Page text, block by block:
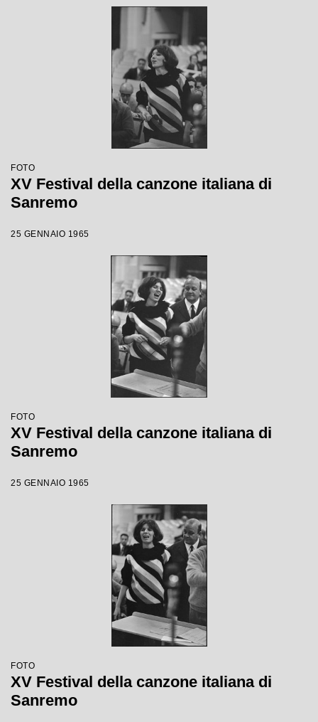
FOTO
XV Festival della canzone italiana di
Sanremo
25 GENNAIO 1965
FOTO
XV Festival della canzone italiana di
Sanremo
25 GENNAIO 1965
FOTO
XV Festival della canzone italiana di
Sanremo